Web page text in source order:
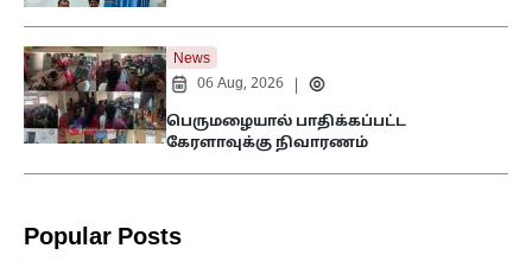
News
06 Aug, 2026
பெருமழையால் பாதிக்கப்பட்ட
கேரளாவுக்கு நிவாரணம்
Popular Posts